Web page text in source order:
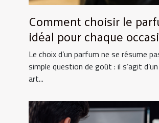
Comment choisir le
idéal pour chaque
Le choix d’un parfum ne se résume
simple question de goût : il s’agit
art...